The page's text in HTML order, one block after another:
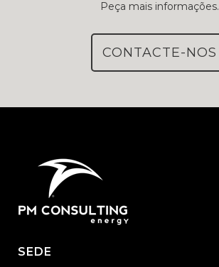
Peça mais informações.
CONTACTE-NOS
SEDE